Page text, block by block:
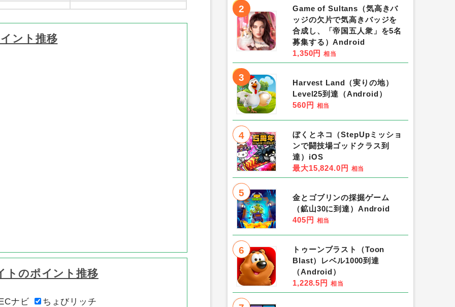
ポイント
2
Game of Sultans（気高きバ
ッジの欠片で気高きバッジを
合成し、「帝国五人衆」を5名
募集する）Android
1,350円 相当
3
Harvest Land（実りの地）
Level25到達（Android）
560円 相当
4
ぼくとネコ（StepUpミッショ
ンで闘技場ゴッドクラス到
達）iOS
最大15,824.0円 相当
5
金とゴブリンの採掘ゲーム
（鉱山30に到達）Android
405円 相当
6
トゥーンブラスト（Toon
Blast）レベル1000到達
（Android）
1,228.5円 相当